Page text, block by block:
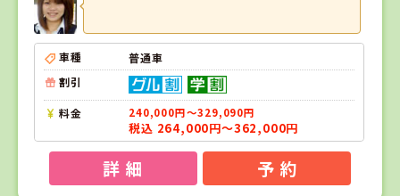
車種
普通車
割引
料金 240,000円～329,090円
税込 264,000円～362,000円
詳 細 予 約